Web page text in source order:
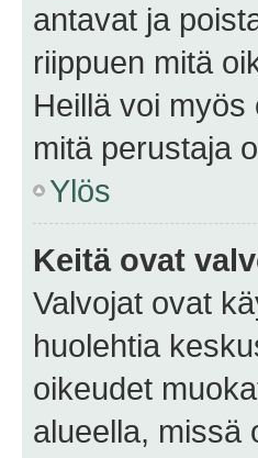
antavat ja
riippuen mitä
Heillä voi
mitä perustaja
Ylös
Keitä ovat
Valvojat ovat
huolehtia
oikeudet
alueella, missä